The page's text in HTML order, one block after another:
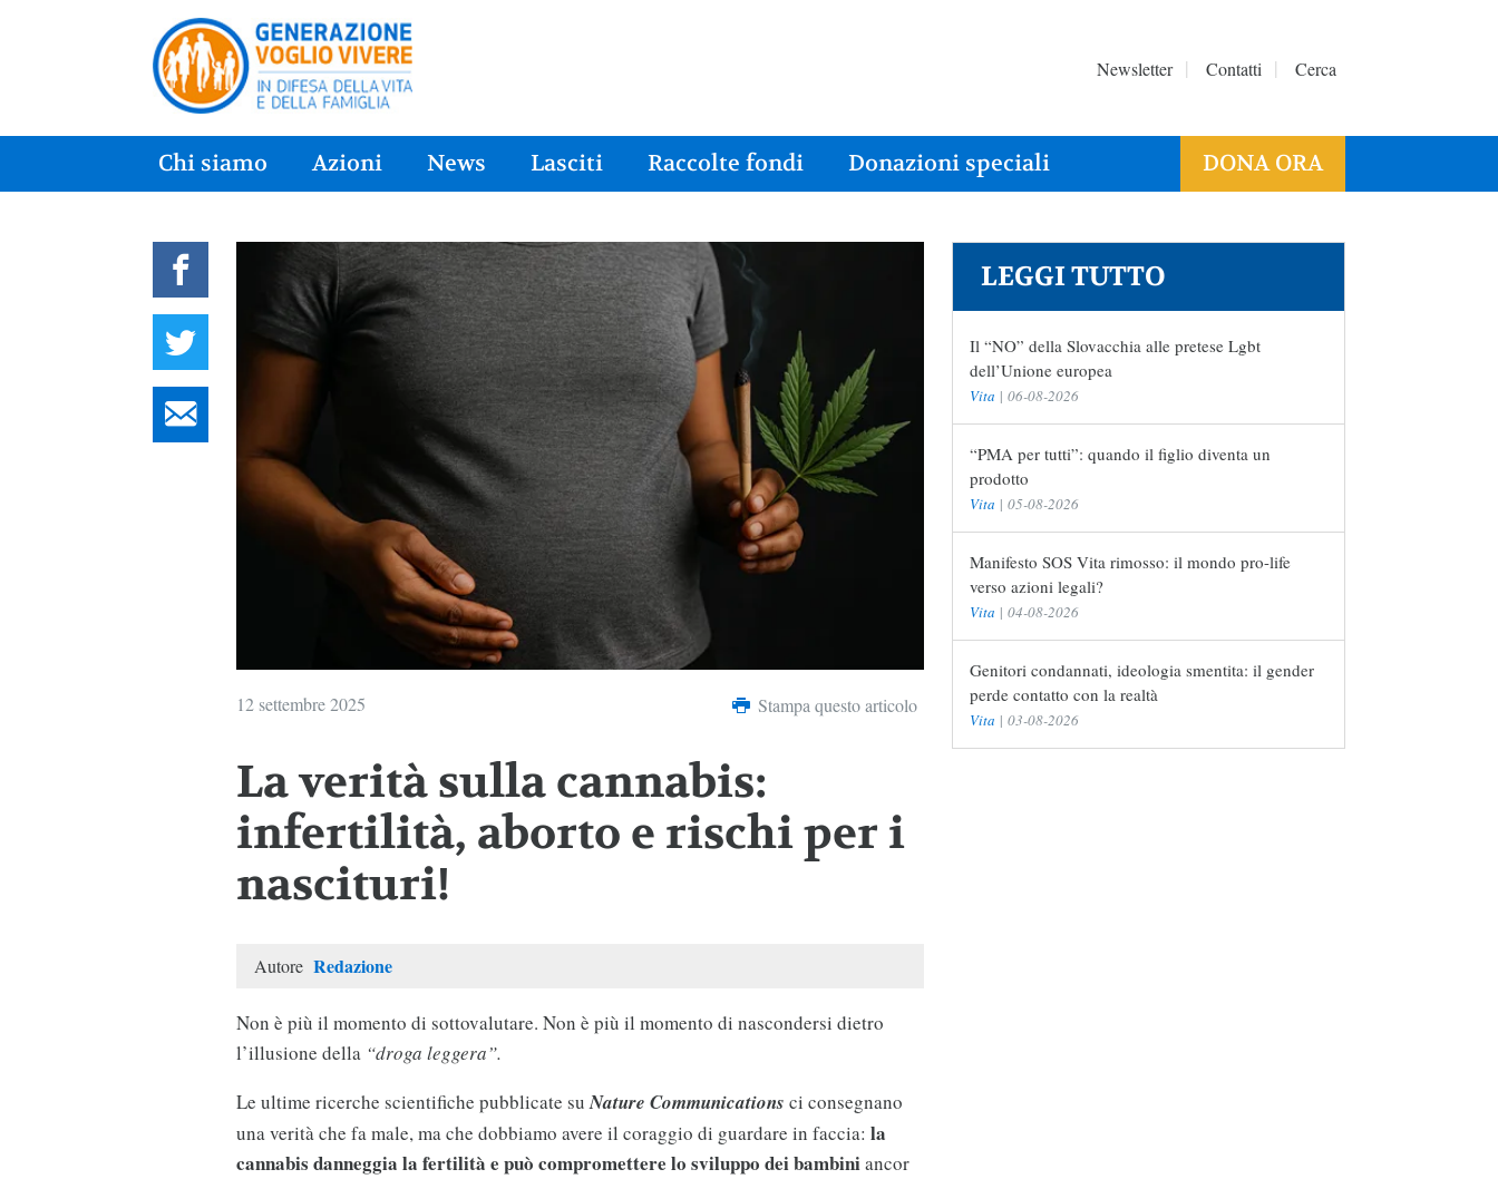
Newsletter Contatti Cerca
Chi siamo Azioni News Lasciti Raccolte fondi Donazioni speciali DONA ORA
12 settembre 2025 Stampa questo articolo
La verità sulla cannabis:
infertilità, aborto e rischi per i
nascituri!
Autore Redazione
Non è più il momento di sottovalutare. Non è più il momento di nascondersi dietro
l’illusione della “droga leggera”.
Le ultime ricerche scientifiche pubblicate suNature Communications ci consegnano
una verità che fa male, ma che dobbiamo avere il coraggio di guardare in faccia: la
cannabis danneggia la fertilità e può compromettere lo sviluppo dei bambiniancor
LEGGI TUTTO
Il “NO” della Slovacchia alle pretese Lgbt
dell’Unione europea
Vita | 06-08-2026
“PMA per tutti”: quando il figlio diventa un
prodotto
Vita | 05-08-2026
Manifesto SOS Vita rimosso: il mondo pro-life
verso azioni legali?
Vita | 04-08-2026
Genitori condannati, ideologia smentita: il gender
perde contatto con la realtà
Vita | 03-08-2026